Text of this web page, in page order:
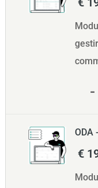
ODA
€